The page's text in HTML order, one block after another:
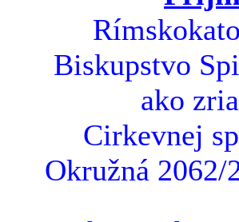
Biskupstvo
ako
Cirkevnej
Okružná